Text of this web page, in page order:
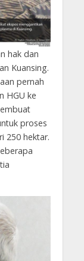
hak dan
Kuansing.
pernah
HGU ke
proses
250 hektar.